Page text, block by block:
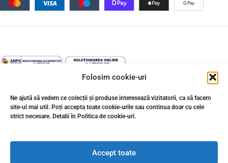
Folosim cookie-uri
Ne ajută să vedem ce colecții și produse interesează vizitatorii, ca să facem
site-ul mai util. Poți accepta toate cookie-urile sau continua doar cu cele
strict necesare. Detalii în Politica de cookie-uri.
Accept toate
site, inclusiv textele, fotografiile, elementele grafice, documentația,
cataloagele și materialele tehnice, este proprietatea Gresie Premium sau